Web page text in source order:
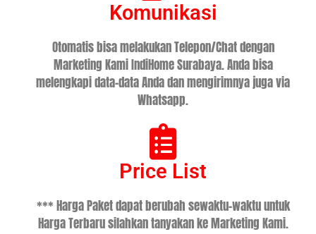
Komunikasi
Otomatis bisa melakukan Telepon/Chat dengan
Marketing Kami IndiHome Surabaya. Anda bisa
melengkapi data-data Anda dan mengirimnya juga via
Whatsapp.
Price List
*** Harga Paket dapat berubah sewaktu-waktu untuk
Harga Terbaru silahkan tanyakan ke Marketing Kami.